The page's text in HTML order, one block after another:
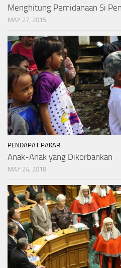
Menghitung Pemidanaan Si
MAY 27, 2015
PENDAPAT PAKAR
Anak-Anak yang Dikorbankan
MAY 24, 2018